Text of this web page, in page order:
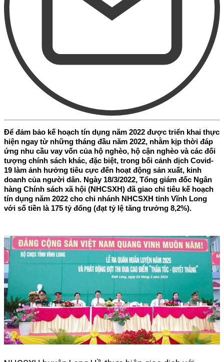
Để đảm bảo kế hoạch tín dụng năm 2022 được triển khai thực
hiện ngay từ những tháng đầu năm 2022, nhằm kịp thời đáp
ứng nhu cầu vay vốn của hộ nghèo, hộ cận nghèo và các đối
tượng chính sách khác, đặc biệt, trong bối cảnh dịch Covid-
19 làm ảnh hưởng tiêu cực đến hoạt động sản xuất, kinh
doanh của người dân. Ngày 18/3/2022, Tổng giám đốc Ngân
hàng Chính sách xã hội (NHCSXH) đã giao chỉ tiêu kế hoạch
tín dụng năm 2022 cho chi nhánh NHCSXH tỉnh Vĩnh Long
với số tiền là 175 tỷ đổng (đạt tỷ lệ tăng trưởng 8,2%).